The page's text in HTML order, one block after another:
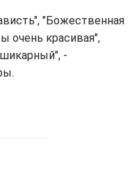
"Божественная
очень красивая",
-